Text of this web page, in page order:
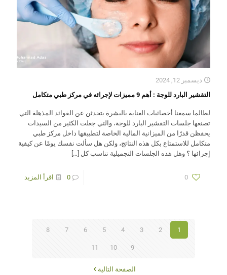
ديسمبر 12, 2024
التقشير البارد للوجة : أهم 9 مميزات لإجرائه في مركز طبي متكامل
لطالما سمعنا أخصائيات العناية بالبشرة يتحدثن عن الفوائد المذهلة التي
تصنعها جلسات التقشير البارد للوجة، والتي جعلت الكثير من السيدات
يحفظن قدرًا من الميزانية المالية الخاصة لتطبيقها داخل مركز طبي
متكامل للاستمتاع بكل هذه النتائج، ولكن هل سألت نفسك يومًا عن كيفية
إجرائها ؟ وهل هذه الجلسات التجميلية تناسب كل […]
0
0 اقرأ المزيد
1
2
3
4
5
6
7
8
9
10
11
الصفحة التالية